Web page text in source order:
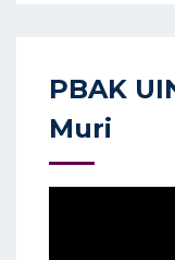
PBAK
Muri